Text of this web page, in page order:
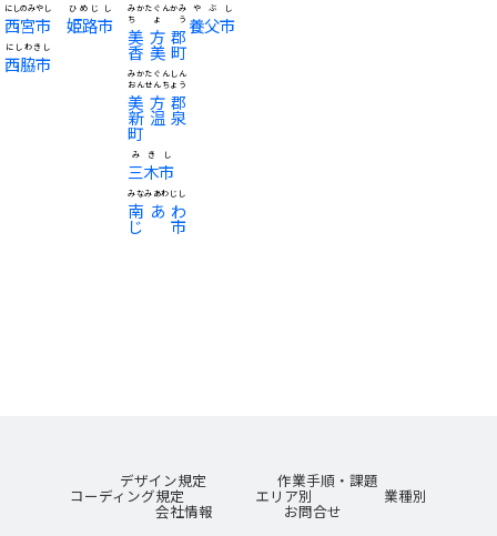
西宮市
にしのみやし
西脇市
にしわきし
姫路市
ひめじし
美方郡
香美町
みかたぐんかみ
ちょう
美方郡
新温泉
町
みかたぐんしん
おんせんちょう
三木市
みきし
南あわ
じ市
みなみあわじし
養父市
やぶし
デザイン規定 作業手順・課題
コーディング規定 エリア別 業種別
会社情報 お問合せ